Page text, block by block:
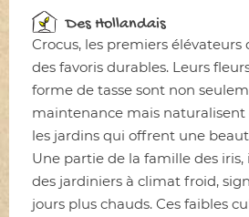
Des Hollandais
Crocus, les premiers
des favoris durables. Leurs
forme de tasse sont non
maintenance mais
les jardins qui offrent une
Une partie de la famille des iris,
des jardiniers à climat froid,
jours plus chauds. Ces faibles